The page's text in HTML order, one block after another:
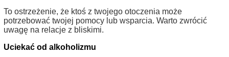
To ostrzeżenie, że ktoś z twojego otoczenia może
potrzebować twojej pomocy lub wsparcia. Warto zwrócić
uwagę na relacje z bliskimi.
Uciekać od alkoholizmu